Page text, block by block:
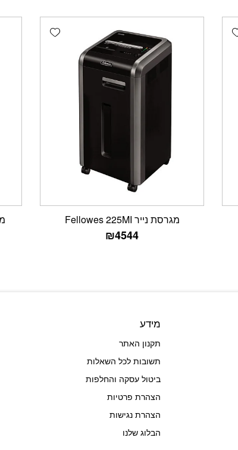
Add wishlist
Add wishlist
מגרסת נייר Fellowes 225MI
₪4544
מידע
תקנון האתר
תשובות לכל השאלות
ביטול עסקה והחלפות
הצהרת פרטיות
הצהרת נגישות
הבלוג שלנו